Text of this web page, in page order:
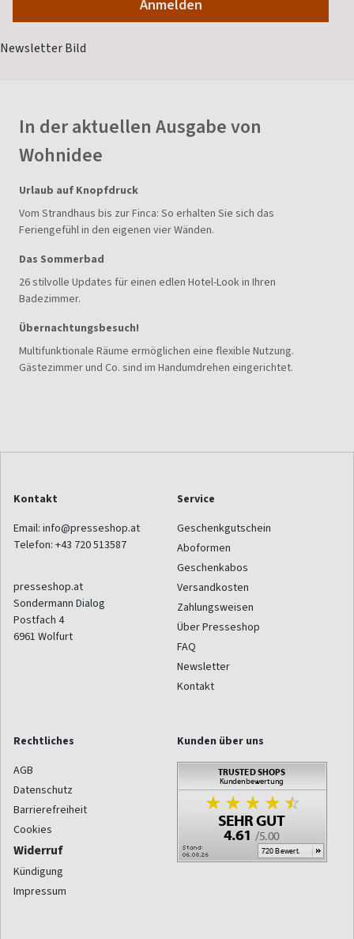
In der aktuellen Ausgabe von
Wohnidee
Urlaub auf Knopfdruck
Vom Strandhaus bis zur Finca: So erhalten Sie sich das
Feriengefühl in den eigenen vier Wänden.
Das Sommerbad
26 stilvolle Updates für einen edlen Hotel-Look in Ihren
Badezimmer.
Übernachtungsbesuch!
Multifunktionale Räume ermöglichen eine flexible Nutzung.
Gästezimmer und Co. sind im Handumdrehen eingerichtet.
Kontakt
Email: info@presseshop.at
Telefon: +43 720 513587
presseshop.at
Sondermann Dialog
Postfach 4
6961 Wolfurt
Service
Geschenkgutschein
Aboformen
Geschenkabos
Versandkosten
Zahlungsweisen
Über Presseshop
FAQ
Newsletter
Kontakt
Rechtliches
AGB
Datenschutz
Barrierefreiheit
Cookies
Widerruf
Kündigung
Impressum
Kunden über uns